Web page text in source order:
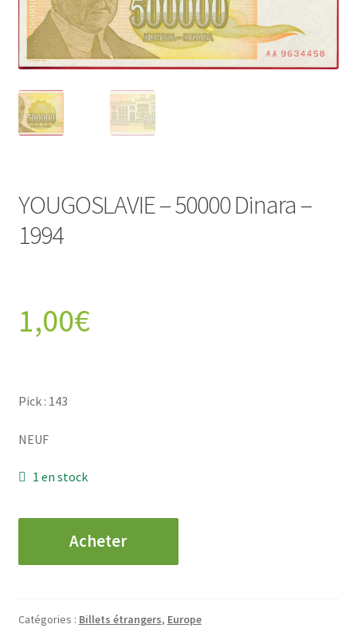
YOUGOSLAVIE – 50000 Dinara –
1994
1,00€
Pick : 143
NEUF
1 en stock
YOUGOSLAVIE
Dinara
Acheter
Catégories : Billets étrangers, Europe